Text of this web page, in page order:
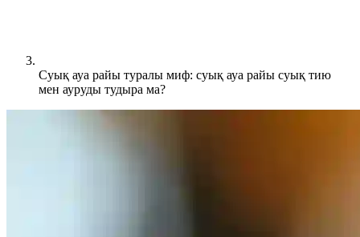
Суық ауа райы туралы миф: суық ауа райы суық тию
мен ауруды тудыра ма?